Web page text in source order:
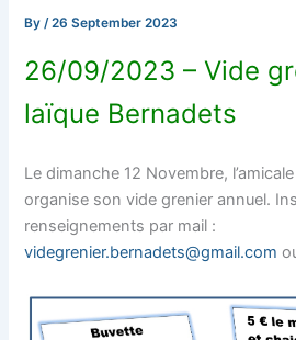
By/26 September 2023
26/09/2023 – Vide
laïque Bernadets
Le dimanche 12 Novembre,
organise son vide grenier annuel.
renseignements par mail :
videgrenier.bernadets@gmail.com